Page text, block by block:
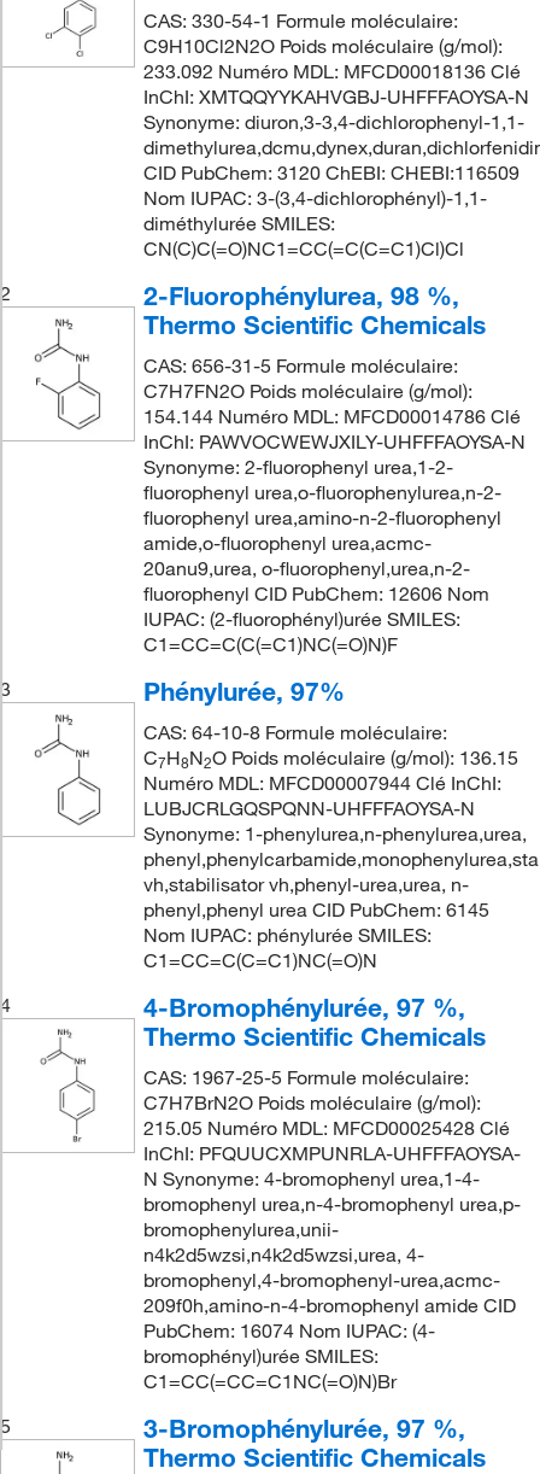
CAS: 330-54-1 Formule moléculaire:
C9H10Cl2N2O Poids moléculaire (g/mol):
233.092 Numéro MDL: MFCD00018136 Clé
InChI: XMTQQYYKAHVGBJ-UHFFFAOYSA-N
Synonyme: diuron,3-3,4-dichlorophenyl-1,1-
CID PubChem: 3120 ChEBI: CHEBI:116509
Nom IUPAC: 3-(3,4-dichlorophényl)-1,1-
diméthylurée SMILES:
CN(C)C(=O)NC1=CC(=C(C=C1)Cl)Cl
2
2-Fluorophénylurea, 98 %,
Thermo Scientific Chemicals
CAS: 656-31-5 Formule moléculaire:
C7H7FN2O Poids moléculaire (g/mol):
154.144 Numéro MDL: MFCD00014786 Clé
InChI: PAWVOCWEWJXILY-UHFFFAOYSA-N
Synonyme: 2-fluorophenyl urea,1-2-
fluorophenyl urea,o-fluorophenylurea,n-2-
fluorophenyl urea,amino-n-2-fluorophenyl
amide,o-fluorophenyl urea,acmc-
20anu9,urea, o-fluorophenyl,urea,n-2-
fluorophenyl CID PubChem: 12606 Nom
IUPAC: (2-fluorophényl)urée SMILES:
C1=CC=C(C(=C1)NC(=O)N)F
3
Phénylurée, 97%
CAS: 64-10-8 Formule moléculaire:
C7H8N2O Poids moléculaire (g/mol): 136.15
Numéro MDL: MFCD00007944 Clé InChI:
LUBJCRLGQSPQNN-UHFFFAOYSA-N
Synonyme: 1-phenylurea,n-phenylurea,urea,
vh,stabilisator vh,phenyl-urea,urea, n-
phenyl,phenyl urea CID PubChem: 6145
Nom IUPAC: phénylurée SMILES:
C1=CC=C(C=C1)NC(=O)N
4
4-Bromophénylurée, 97 %,
Thermo Scientific Chemicals
CAS: 1967-25-5 Formule moléculaire:
C7H7BrN2O Poids moléculaire (g/mol):
215.05 Numéro MDL: MFCD00025428 Clé
InChI: PFQUUCXMPUNRLA-UHFFFAOYSA-
N Synonyme: 4-bromophenyl urea,1-4-
bromophenyl urea,n-4-bromophenyl urea,p-
bromophenylurea,unii-
n4k2d5wzsi,n4k2d5wzsi,urea, 4-
bromophenyl,4-bromophenyl-urea,acmc-
209f0h,amino-n-4-bromophenyl amide CID
PubChem: 16074 Nom IUPAC: (4-
bromophényl)urée SMILES:
C1=CC(=CC=C1NC(=O)N)Br
5
3-Bromophénylurée, 97 %,
Thermo Scientific Chemicals